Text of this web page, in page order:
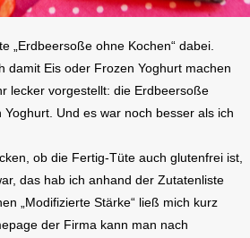
„Erdbeersoße ohne Kochen“ dabei.
damit Eis oder Frozen Yoghurt machen
lecker vorgestellt: die Erdbeersoße
Und es war noch besser als ich
ob die Fertig-Tüte auch glutenfrei ist,
das hab ich anhand der Zutatenliste
„Modifizierte Stärke“ ließ mich kurz
der Firma kann man nach